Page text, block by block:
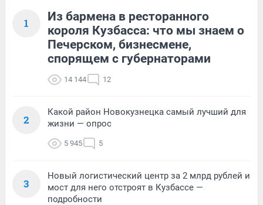
1
Из бармена в ресторанного
короля Кузбасса: что мы знаем о
Печерском, бизнесмене,
спорящем с губернаторами
14 144 12
2
Какой район Новокузнецка самый лучший для
жизни — опрос
5 945 5
3
Новый логистический центр за 2 млрд рублей и
мост для него отстроят в Кузбассе —
подробности